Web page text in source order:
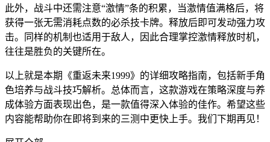
此外，战斗中还需注意“激情”条的积累，当激情值满格后，将
获得一张无需消耗点数的必杀技卡牌。释放后即可发动强力攻
击。同样的机制也适用于敌人，因此合理掌控激情释放时机，
往往是胜负的关键所在。
以上就是本期《重返未来1999》的详细攻略指南，包括新手角
色培养与战斗技巧解析。总体而言，这款游戏在策略深度与养
成体验方面表现出色，是一款值得深入体验的佳作。希望这些
内容能帮助你在即将到来的三测中更快上手。我们下期再见！